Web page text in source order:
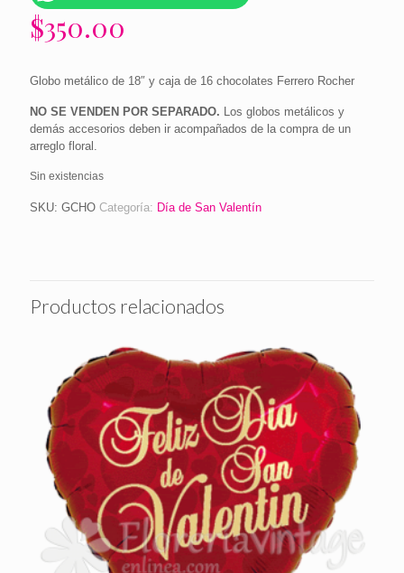
$350.00
Globo metálico de 18″ y caja de 16 chocolates Ferrero Rocher
NO SE VENDEN POR SEPARADO. Los globos metálicos y
demás accesorios deben ir acompañados de la compra de un
arreglo floral.
Sin existencias
SKU: GCHO Categoría: Día de San Valentín
Productos relacionados